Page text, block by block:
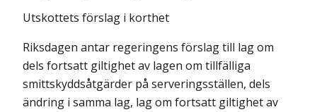
Utskottets förslag i korthet
Riksdagen antar regeringens förslag till lag om
dels fortsatt giltighet av lagen om tillfälliga
smittskyddsåtgärder på serveringsställen, dels
ändring i samma lag, lag om fortsatt giltighet av